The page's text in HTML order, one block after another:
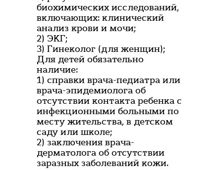
биохимических исследований,
включающих: клинический
анализ крови и мочи;
2) ЭКГ;
3) Гинеколог (для женщин);
Для детей обязательно
наличие:
1) справки врача-педиатра или
врача-эпидемиолога об
отсутствии контакта ребенка с
инфекционными больными по
месту жительства, в детском
саду или школе;
2) заключения врача-
дерматолога об отсутствии
заразных заболеваний кожи.